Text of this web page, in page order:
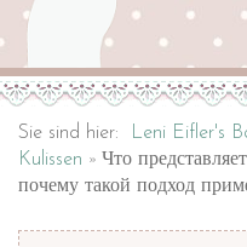
Sie sind hier: Leni Eifler's
Kulissen
Что
почему такой подход